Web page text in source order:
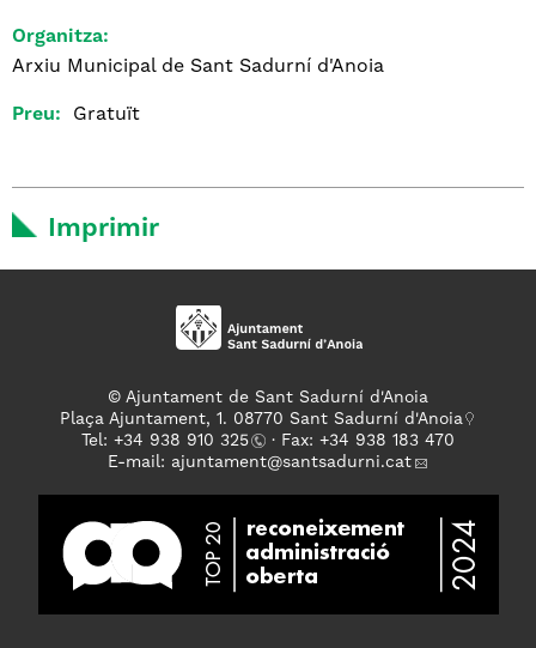
Organitza:
Arxiu Municipal de Sant Sadurní d'Anoia
Preu: Gratuït
Imprimir
© Ajuntament de Sant Sadurní d'Anoia
Plaça Ajuntament, 1. 08770 Sant Sadurní d'Anoia
Tel: +34 938 910 325
· Fax: +34 938 183 470
E-mail: ajuntament@santsadurni.cat